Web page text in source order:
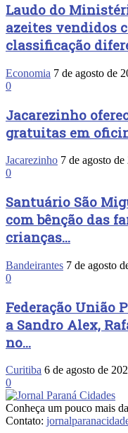
Laudo do
azeites vendidos
classificação
Economia 7 de agosto de
0
Jacarezinho
gratuitas em
Jacarezinho 7 de agosto de
0
Santuário São
com bênção das
crianças...
Bandeirantes 7 de agosto
0
Federação União
a Sandro Alex,
no...
Curitiba 6 de agosto de
0
Conheça um pouco mais
Contato: